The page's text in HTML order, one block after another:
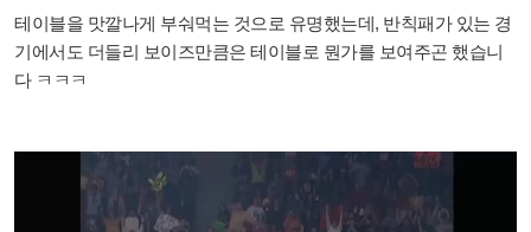
테이블을 맛깔나게 부숴먹는 것으로 유명했는데, 반칙패가 있는 경
기에서도 더들리 보이즈만큼은 테이블로 뭔가를 보여주곤 했습니
다 ㅋㅋㅋ